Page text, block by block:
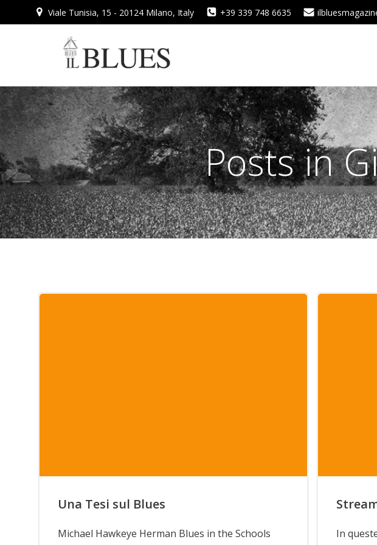
al
Viale Tunisia, 15 - 20124 Milano, Italy +39 339 748 6635
Posts in
Una Tesi sul Blues
Michael Hawkeye Herman Blues in the Schools
In